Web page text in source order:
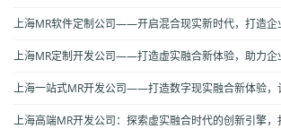
上海MR软件定制公司——开启混合现实新时代，打造企
上海MR定制开发公司——打造虚实融合新体验，助力企
上海一站式MR开发公司——打造数字现实融合新体验，
上海高端MR开发公司：探索虚实融合时代的创新引擎